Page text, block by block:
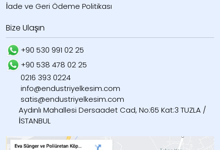
İade ve Geri Ödeme Politikası
Bize Ulaşın
+90 530 991 02 25
+90 538 478 02 25
0216 393 0224
info@endustriyelkesim.com
satis@endustriyelkesim.com
Aydınlı Mahallesi Dersaadet Cad, No:65 Kat:3 TUZLA /
İSTANBUL